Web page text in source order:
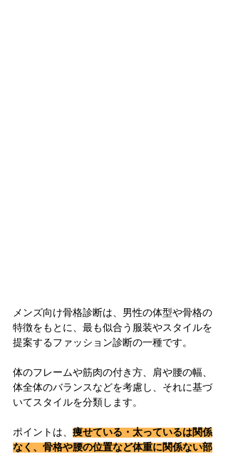
メンズ向け骨格診断は、男性の体型や骨格の
特徴をもとに、最も似合う服装やスタイルを
提案するファッション診断の一種です。
体のフレームや筋肉の付き方、肩や腰の幅、
体全体のバランスなどを考慮し、それに基づ
いてスタイルを分類します。
ポイントは、 痩せている・太っているは関係
なく、骨格や腰の位置など体重に関係ない部